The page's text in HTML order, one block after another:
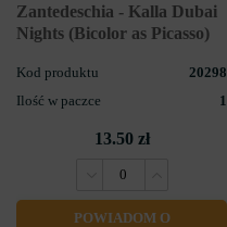
Zantedeschia - Kalla Dubai
Nights (Bicolor as Picasso)
Kod produktu
20298
Ilość w paczce
1
13.50 zł
POWIADOM O